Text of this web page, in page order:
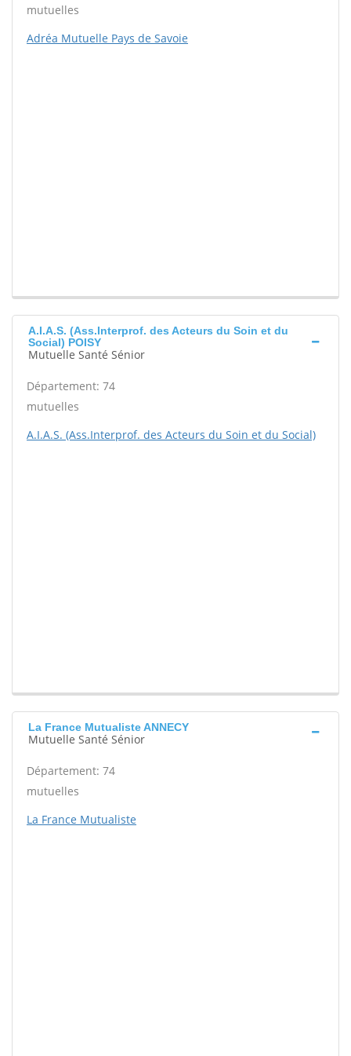
mutuelles
Adréa Mutuelle Pays de Savoie
A.I.A.S. (Ass.Interprof. des Acteurs du Soin et du
Social) POISY
Mutuelle Santé Sénior
Département: 74
mutuelles
A.I.A.S. (Ass.Interprof. des Acteurs du Soin et du Social)
La France Mutualiste ANNECY
Mutuelle Santé Sénior
Département: 74
mutuelles
La France Mutualiste